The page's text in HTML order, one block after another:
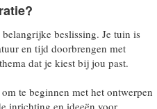
beslissing. Je tuin is
en tijd doorbrengen met
dat je kiest bij jou past.
te beginnen met het ontwerpen
inrichting en ideeën voor